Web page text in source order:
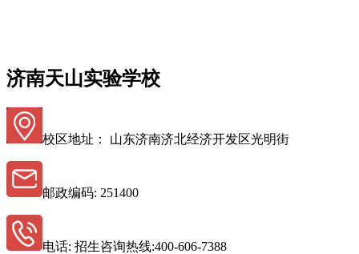
济南天山实验学校
校区地址： 山东济南济北经济开发区光明街
邮政编码: 251400
电话: 招生咨询热线:400-606-7388